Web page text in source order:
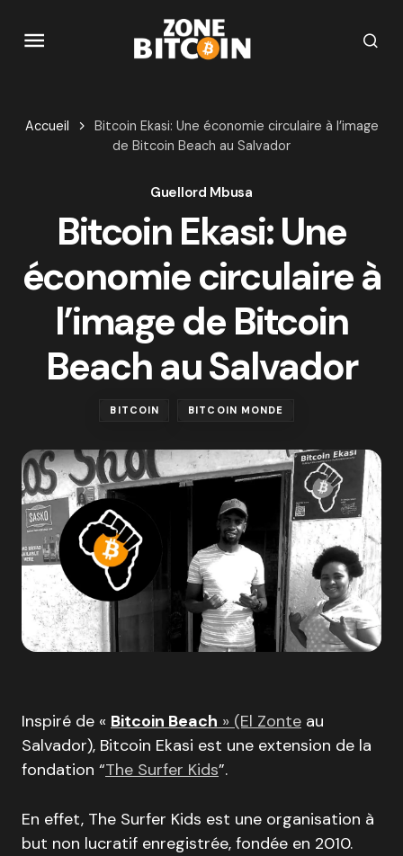
Accueil
Bitcoin Ekasi: Une économie circulaire à l’image
de Bitcoin Beach au Salvador
Guellord Mbusa
Bitcoin Ekasi: Une
économie circulaire à
l’image de Bitcoin
Beach au Salvador
BITCOIN BITCOIN MONDE
Inspiré de « Bitcoin Beach » (El Zonte au
Salvador), Bitcoin Ekasi est une extension de la
fondation “The Surfer Kids”.
En effet, The Surfer Kids est une organisation à
but non lucratif enregistrée, fondée en 2010.